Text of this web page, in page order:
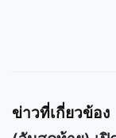
ข่าวที่เกี่ยวข้อง